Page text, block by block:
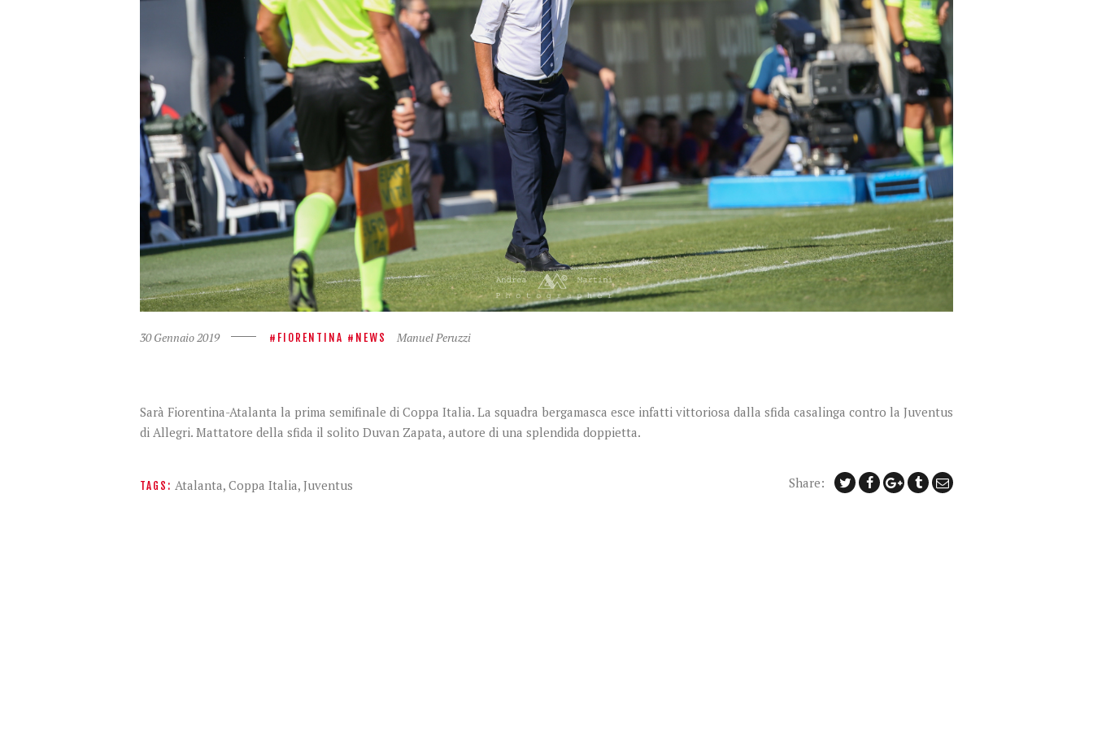
30 Gennaio 2019 FIORENTINA NEWS Manuel Peruzzi
Sarà Fiorentina-Atalanta la prima semifinale di Coppa Italia. La squadra bergamasca esce infatti vittoriosa dalla sfida casalinga contro la Juventus
di Allegri. Mattatore della sfida il solito Duvan Zapata, autore di una splendida doppietta.
TAGS: Atalanta, Coppa Italia, Juventus Share: